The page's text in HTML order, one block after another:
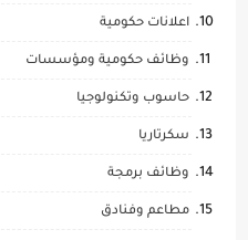
اعلانات حكومية
وظائف حكومية ومؤسسات
حاسوب وتكنولوجيا
سكرتاريا
وظائف برمجة
مطاعم وفنادق